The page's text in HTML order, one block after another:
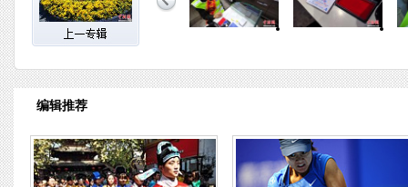
编辑推荐